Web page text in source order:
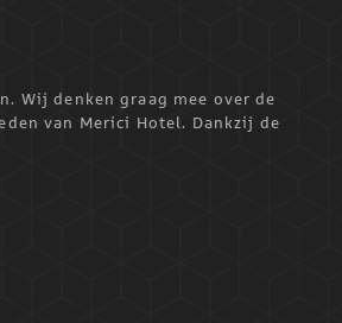
Wij denken graag mee over de
van Merici Hotel. Dankzij de